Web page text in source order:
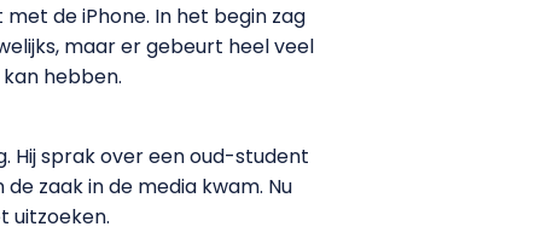
de iPhone. In het begin zag
maar er gebeurt heel veel
hebben.
Hij sprak over een oud-student
zaak in de media kwam. Nu
uitzoeken.